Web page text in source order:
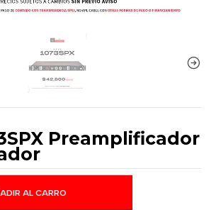
Preamplificador
AL CARRO